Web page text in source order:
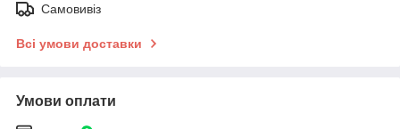
Самовивіз
Всі умови доставки
Умови оплати